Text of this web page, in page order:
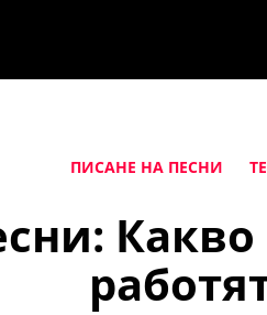
ПИСАНЕ НА ПЕСНИ